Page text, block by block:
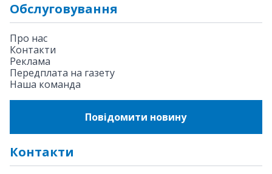
Обслуговування
Про нас
Контакти
Реклама
Передплата на газету
Наша команда
Повідомити новину
Контакти